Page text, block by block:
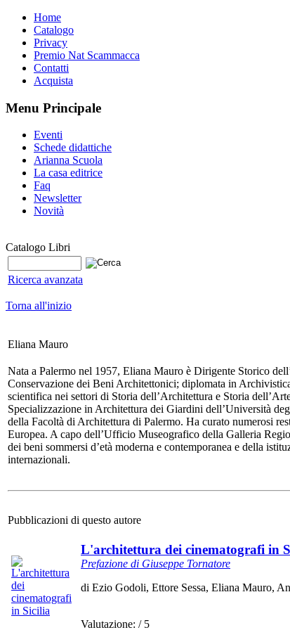
Home
Catalogo
Privacy
Premio Nat Scammacca
Contatti
Acquista
Menu Principale
Eventi
Schede didattiche
Arianna Scuola
La casa editrice
Faq
Newsletter
Novità
Catalogo Libri
Ricerca avanzata
Torna all'inizio
Eliana Mauro
Nata a Palermo nel 1957, Eliana Mauro è Dirigente Storico
Conservazione dei Beni Architettonici; diplomata in
scientifica nei settori di Storia dell’Architettura e Storia
Specializzazione in Architettura dei Giardini dell’Università
della Facoltà di Architettura di Palermo. Ha curato numerosi
Europea. A capo dell’Ufficio Museografico della Galleria
dei beni sommersi d’età moderna e contemporanea e della
internazionali.
Pubblicazioni di questo autore
L'architettura dei cinematografi in
Prefazione di Giuseppe Tornatore
di Ezio Godoli, Ettore Sessa, Eliana Mauro,
Valutazione: / 5